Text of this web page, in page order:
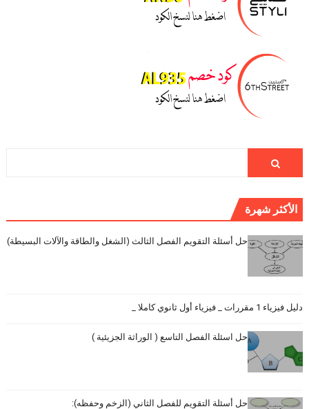
الأكثر شهرة
حل أسئلة التقويم الفصل الثالث (الشغل والطاقة والآلات البسيطة)
دليل فيزياء 1 مقررات _ فيزياء أول ثانوي كاملا _
حل اسئلة الفصل التاسع ( الوراثة الجزيئية )
حل أسئلة التقويم للفصل الثاني (الزخم وحفظه):